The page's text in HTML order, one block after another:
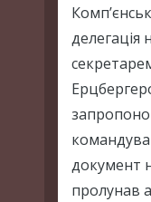
делегація
документ
пролунав